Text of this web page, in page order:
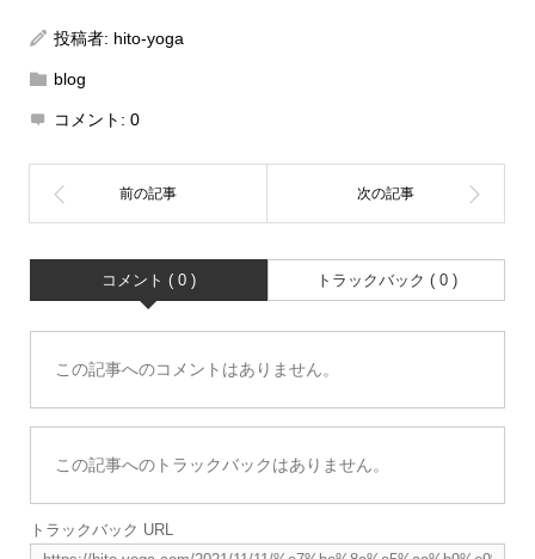
投稿者: hito-yoga
blog
コメント: 0
コメント ( 0 ) トラックバック ( 0 )
この記事へのコメントはありません。
この記事へのトラックバックはありません。
トラックバック URL